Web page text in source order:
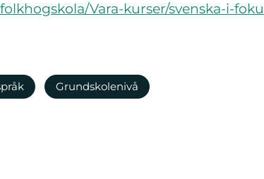
Vara-kurser/svenska-i-
Grundskolenivå